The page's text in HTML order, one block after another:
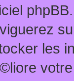
les